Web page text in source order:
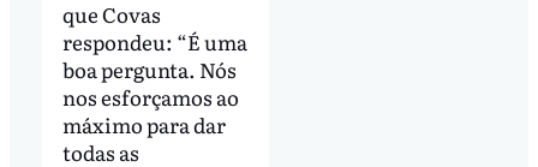
que Covas
respondeu: “É uma
boa pergunta. Nós
nos esforçamos ao
máximo para dar
todas as